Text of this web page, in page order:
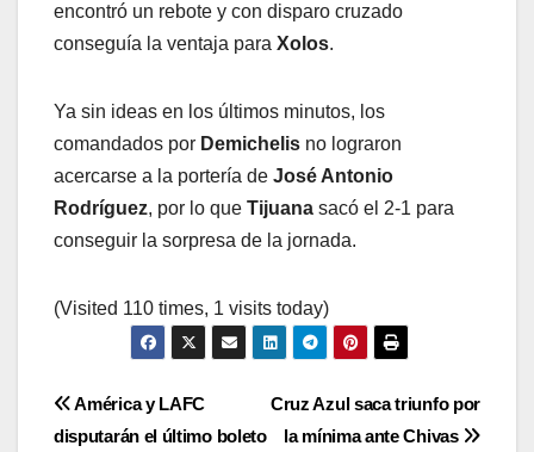
encontró un rebote y con disparo cruzado
conseguía la ventaja para Xolos.
Ya sin ideas en los últimos minutos, los
comandados por Demichelis no lograron
acercarse a la portería de José Antonio
Rodríguez, por lo que Tijuana sacó el 2-1 para
conseguir la sorpresa de la jornada.
(Visited 110 times, 1 visits today)
Navegación
Cruz Azul saca triunfo por
la mínima ante Chivas
América y LAFC
disputarán el último boleto